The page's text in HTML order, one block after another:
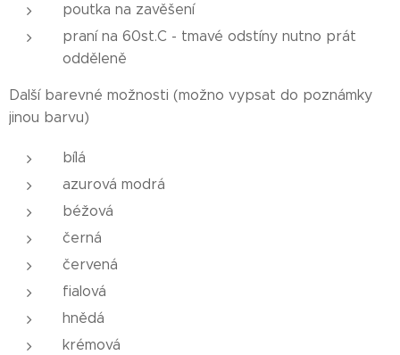
poutka na zavěšení
praní na 60st.C - tmavé odstíny nutno prát
odděleně
Další barevné možnosti (možno vypsat do poznámky
jinou barvu)
bílá
azurová modrá
béžová
černá
červená
fialová
hnědá
krémová